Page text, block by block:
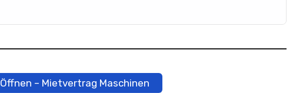
Öffnen – Mietvertrag Maschinen